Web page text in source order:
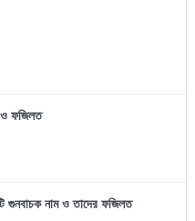
ফজিলত
গুনবাচক নাম ও তাদের ফজিলত